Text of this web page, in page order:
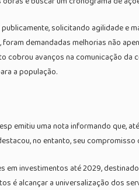
solicitando agilidade e
demandadas melhorias não
cobrou avanços na comunicação
a população.
emitiu uma nota informando que,
no entanto, seu
investimentos até 2029,
é alcançar a universalização dos